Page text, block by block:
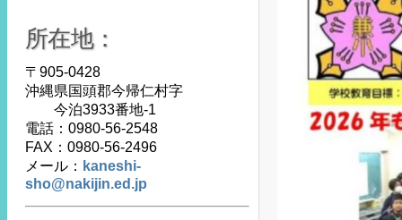
所在地：
〒905-0428
沖縄県国頭郡今帰仁村字
今泊3933番地-1
電話：0980-56-2548
FAX：0980-56-2496
メール： kaneshi-
sho@nakijin.ed.jp